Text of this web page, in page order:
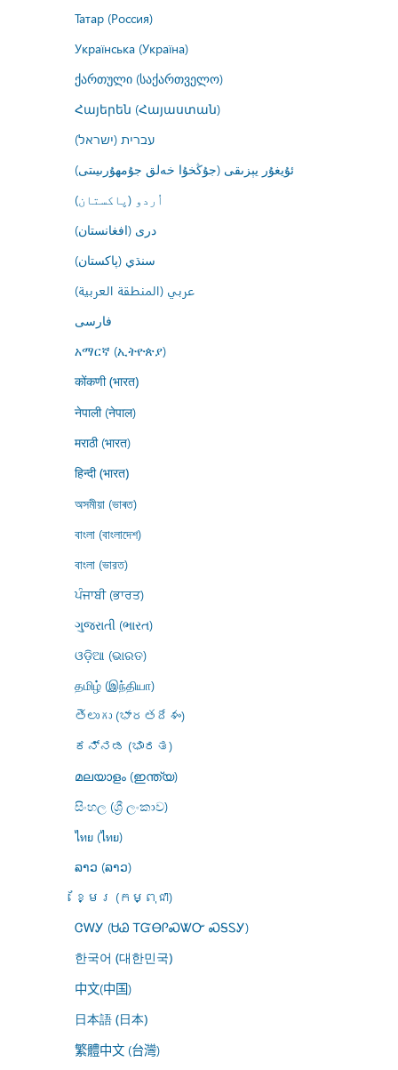
Татар (Россия)
Українська (Україна)
ქართული (საქართველო)
Հայերեն (Հայաստան)
עברית (ישראל)
ئۇيغۇر يېزىقى (جۇڭخۇا خەلق جۇمھۇرىيىتى)
اُردو (پاکستان)
درى (افغانستان)
سنڌي (پاکستان)
عربي (المنطقة العربية)
فارسى
አማርኛ (ኢትዮጵያ)
कोंकणी (भारत)
नेपाली (नेपाल)
मराठी (भारत)
हिन्दी (भारत)
অসমীয়া (ভাৰত)
বাংলা (বাংলাদেশ)
বাংলা (ভারত)
ਪੰਜਾਬੀ (ਭਾਰਤ)
ગુજરાતી (ભારત)
ଓଡ଼ିଆ (ଭାରତ)
தமிழ் (இந்தியா)
తెలుగు (భారతదేశం)
ಕನ್ನಡ (ಭಾರತ)
മലയാളം (ഇന്ത്യ)
සිංහල (ශ්‍රී ලංකාව)
ไทย (ไทย)
ລາວ (ລາວ)
ខ្មែរ (កម្ពុជា)
ᏣᎳᎩ (ᏌᏊ ᎢᏳᎾᎵᏍᏔᏅ ᏍᎦᏚᎩ)
한국어 (대한민국)
中文(中国)
日本語 (日本)
繁體中文 (台灣)